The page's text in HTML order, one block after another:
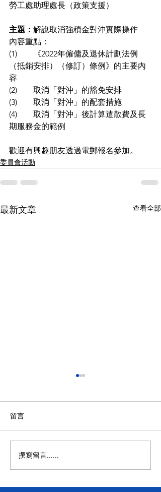
勞工處助理處長（政策支援）
主題： 解說取消強積金對沖實際操作
內容重點：
(1)        《2022年僱傭及退休計劃法例
（抵銷安排）（修訂）條例》的主要內
容
(2)        取消「對沖」的豁免安排
(3)        取消「對沖」的配套措施
(4)        取消「對沖」後計算遣散費及長
期服務金的範例
歡迎有興趣朋友透過電郵報名參加。
委員會活動
最新文章 查看全部
民建聯工商專業委員會 舉
辦 2023 香港會計師公會
理事會選舉論壇
留言
撰寫留言......